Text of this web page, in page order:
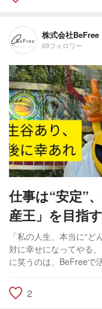
株式会社BeFree
69フォロワー
仕事は“安定”
産王」を目指
「私の人生、本当に“
対に幸せになってやる
に笑うのは、BeFreeで
2